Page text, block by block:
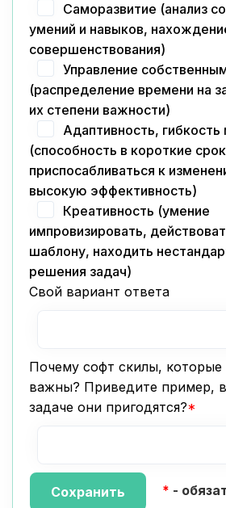
Саморазвитие (анализ
умений и навыков,
совершенствования)
Управление
(распределение времени на
их степени важности)
Адаптивность,
(способность в короткие
приспосабливаться к
высокую эффективность)
Креативность (умение
импровизировать,
шаблону, находить
решения задач)
Свой вариант ответа
Почему софт скилы,
важны? Приведите пример,
задаче они пригодятся?*
* -